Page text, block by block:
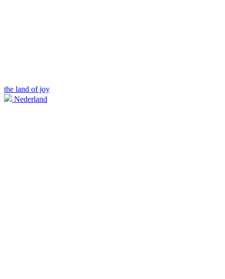
the land of joy
Nederland